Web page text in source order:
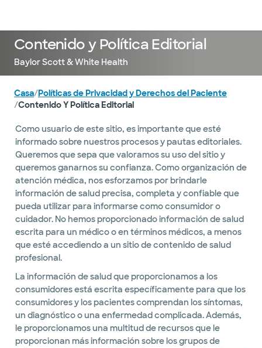
Contenido y Política Editorial
Baylor Scott & White Health
Casa/Políticas de Privacidad y Derechos del Paciente
/Contenido Y Política Editorial
Como usuario de este sitio, es importante que esté
informado sobre nuestros procesos y pautas editoriales.
Queremos que sepa que valoramos su uso del sitio y
queremos ganarnos su confianza. Como organización de
atención médica, nos esforzamos por brindarle
información de salud precisa, completa y confiable que
pueda utilizar para informarse como consumidor o
cuidador. No hemos proporcionado información de salud
escrita para un médico o en términos médicos, a menos
que esté accediendo a un sitio de contenido de salud
profesional.
La información de salud que proporcionamos a los
consumidores está escrita específicamente para que los
consumidores y los pacientes comprendan los síntomas,
un diagnóstico o una enfermedad complicada. Además,
le proporcionamos una multitud de recursos que le
proporcionan más información sobre los grupos de